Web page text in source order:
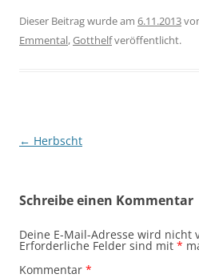
Dieser Beitrag wurde am 6.11.2013
Emmental,Gotthelfveröffentlicht.
Beitragsnavigation
← Herbscht
Schreibe einen Kommentar
Deine E-Mail-Adresse wird nicht
Erforderliche Felder sind mit *
Kommentar *